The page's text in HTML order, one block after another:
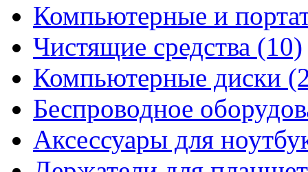
Компьютерные и
Чистящие средства (10)
Компьютерные диски
Беспроводное
Аксессуары для